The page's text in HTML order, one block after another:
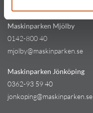
Maskinparken Mjölby
0142-800 40
mjolby@maskinparken.se
Maskinparken Jönköping
0362-93 59 40
jonkoping@maskinparken.se